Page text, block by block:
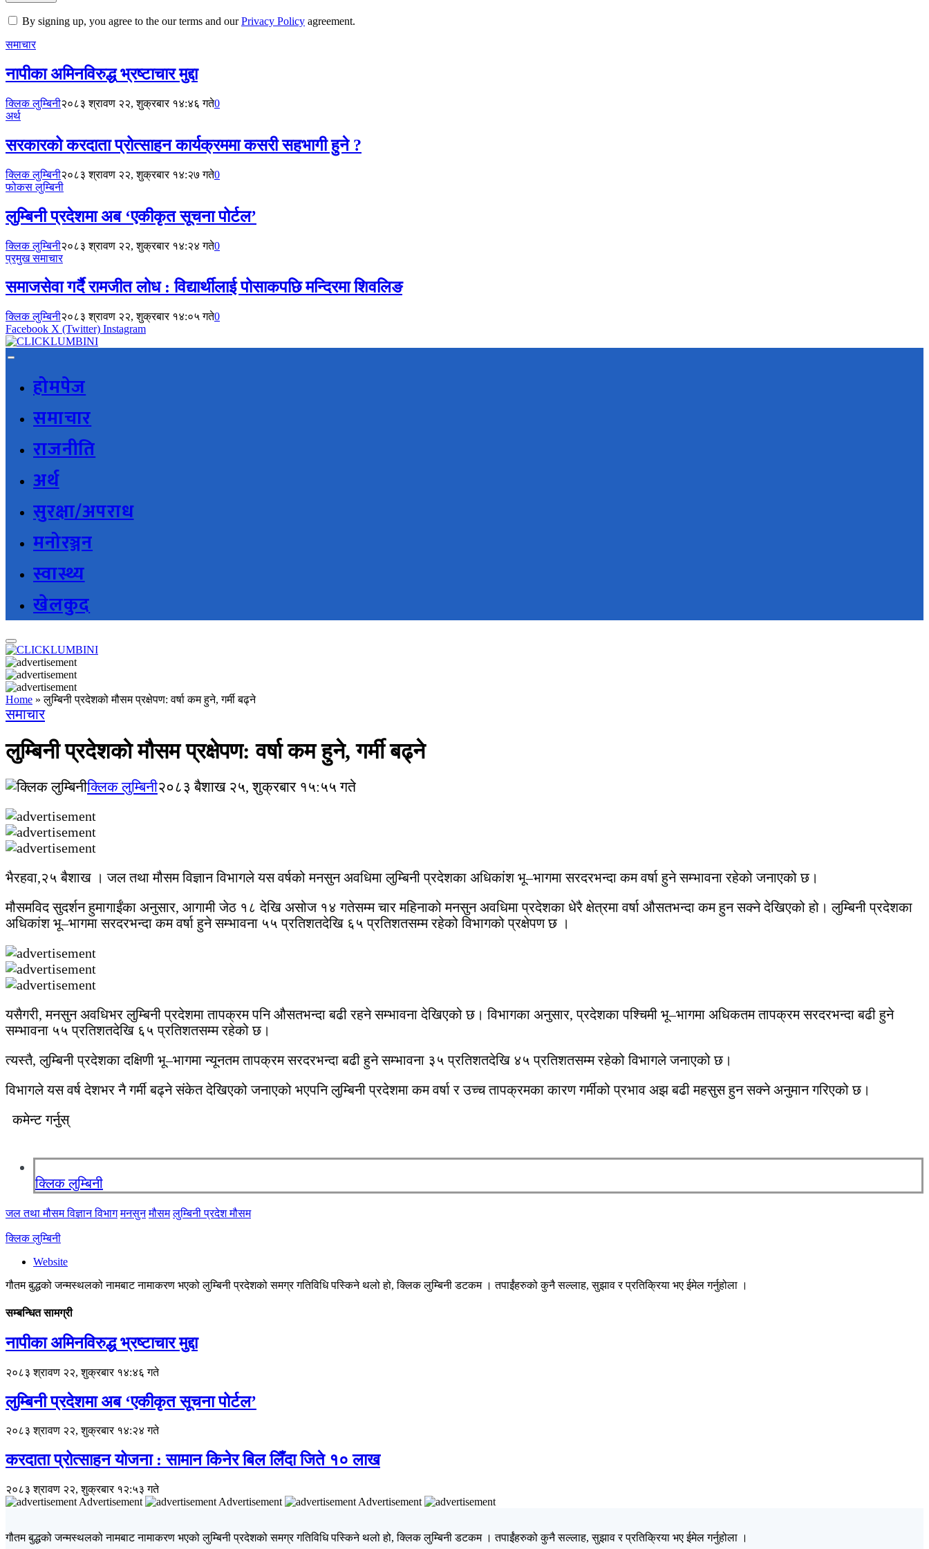
By signing up, you agree to the our terms and ourPrivacy Policy agreement.
समाचार
नापीका अमिनविरुद्ध भ्रष्टाचार मुद्दा
क्लिक लुम्बिनी२०८३ श्रावण २२, शुक्रबार १४:४६ गते0
अर्थ
सरकारको करदाता प्रोत्साहन कार्यक्रममा कसरी सहभागी हुने ?
क्लिक लुम्बिनी२०८३ श्रावण २२, शुक्रबार १४:२७ गते0
फोकस लुम्बिनी
लुम्बिनी प्रदेशमा अब ‘एकीकृत सूचना पोर्टल’
क्लिक लुम्बिनी२०८३ श्रावण २२, शुक्रबार १४:२४ गते0
प्रमुख समाचार
समाजसेवा गर्दै रामजीत लोध : विद्यार्थीलाई पोसाकपछि मन्दिरमा शिवलिङ
क्लिक लुम्बिनी२०८३ श्रावण २२, शुक्रबार १४:०५ गते0
Facebook X (Twitter) Instagram
होमपेज
समाचार
राजनीति
अर्थ
सुरक्षा/अपराध
मनोरञ्जन
स्वास्थ्य
खेलकुद
Home »लुम्बिनी प्रदेशको मौसम प्रक्षेपण: वर्षा कम हुने, गर्मी बढ्ने
समाचार
लुम्बिनी प्रदेशको मौसम प्रक्षेपण: वर्षा कम हुने, गर्मी बढ्ने
क्लिक लुम्बिनी२०८३ बैशाख २५, शुक्रबार १५:५५ गते
भैरहवा,२५ बैशाख । जल तथा मौसम विज्ञान विभागले यस वर्षको मनसुन अवधिमा लुम्बिनी प्रदेशका अधिकांश भू–भागमा सरदरभन्दा कम वर्षा हुने सम्भावना रहेको जनाएको छ।
मौसमविद सुदर्शन हुमागाईंका अनुसार, आगामी जेठ १८ देखि असोज १४ गतेसम्म चार महिनाको मनसुन अवधिमा प्रदेशका धेरै क्षेत्रमा वर्षा औसतभन्दा कम हुन सक्ने देखिएको हो। लुम्बिनी प्रदेशका
अधिकांश भू–भागमा सरदरभन्दा कम वर्षा हुने सम्भावना ५५ प्रतिशतदेखि ६५ प्रतिशतसम्म रहेको विभागको प्रक्षेपण छ ।
यसैगरी, मनसुन अवधिभर लुम्बिनी प्रदेशमा तापक्रम पनि औसतभन्दा बढी रहने सम्भावना देखिएको छ। विभागका अनुसार, प्रदेशका पश्चिमी भू–भागमा अधिकतम तापक्रम सरदरभन्दा बढी हुने
सम्भावना ५५ प्रतिशतदेखि ६५ प्रतिशतसम्म रहेको छ।
त्यस्तै, लुम्बिनी प्रदेशका दक्षिणी भू–भागमा न्यूनतम तापक्रम सरदरभन्दा बढी हुने सम्भावना ३५ प्रतिशतदेखि ४५ प्रतिशतसम्म रहेको विभागले जनाएको छ।
विभागले यस वर्ष देशभर नै गर्मी बढ्ने संकेत देखिएको जनाएको भएपनि लुम्बिनी प्रदेशमा कम वर्षा र उच्च तापक्रमका कारण गर्मीको प्रभाव अझ बढी महसुस हुन सक्ने अनुमान गरिएको छ।
कमेन्ट गर्नुस्
क्लिक लुम्बिनी
जल तथा मौसम विज्ञान विभाग मनसुन मौसम लुम्बिनी प्रदेश मौसम
क्लिक लुम्बिनी
Website
गौतम बुद्धको जन्मस्थलको नामबाट नामाकरण भएको लुम्बिनी प्रदेशको समग्र गतिविधि पस्किने थलो हो, क्लिक लुम्बिनी डटकम । तपाईंहरुको कुनै सल्लाह, सुझाव र प्रतिक्रिया भए ईमेल गर्नुहोला ।
सम्बन्धित सामग्री
नापीका अमिनविरुद्ध भ्रष्टाचार मुद्दा
२०८३ श्रावण २२, शुक्रबार १४:४६ गते
लुम्बिनी प्रदेशमा अब ‘एकीकृत सूचना पोर्टल’
२०८३ श्रावण २२, शुक्रबार १४:२४ गते
करदाता प्रोत्साहन योजना : सामान किनेर बिल लिँदा जिते १० लाख
२०८३ श्रावण २२, शुक्रबार १२:५३ गते
Advertisement
Advertisement Advertisement
गौतम बुद्धको जन्मस्थलको नामबाट नामाकरण भएको लुम्बिनी प्रदेशको समग्र गतिविधि पस्किने थलो हो, क्लिक लुम्बिनी डटकम । तपाईंहरुको कुनै सल्लाह, सुझाव र प्रतिक्रिया भए ईमेल गर्नुहोला ।